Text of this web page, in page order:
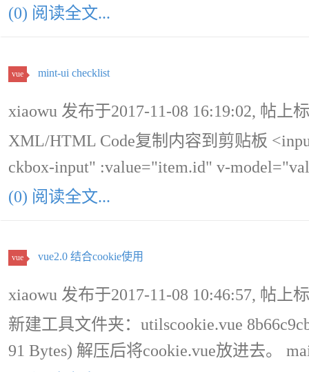
(0) 阅读全文...
vue mint-ui checklist
xiaowu 发布于2017-11-08 16:19:02, 帖上
XML/HTML Code复制内容到剪贴板
ckbox-input" :value="item.id" v-
(0) 阅读全文...
vue vue2.0 结合cookie使用
xiaowu 发布于2017-11-08 10:46:57, 帖上
新建工具文件夹：utilscookie.vue
91 Bytes) 解压后将cookie.vue放进去。